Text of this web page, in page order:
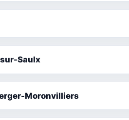
Saulx
Moronvilliers